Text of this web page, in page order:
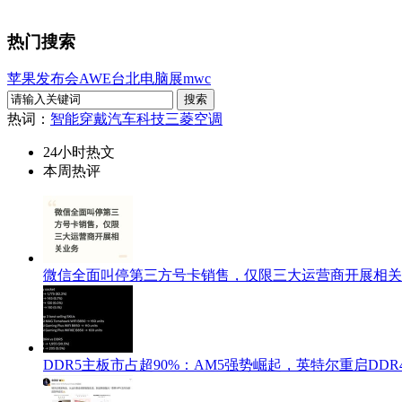
热门搜索
苹果发布会AWE台北电脑展mwc
热词： 智能穿戴汽车科技三菱空调
24小时热文
本周热评
微信全面叫停第三方号卡销售，仅限三大运营商开展相
DDR5主板市占超90%：AM5强势崛起，英特尔重启